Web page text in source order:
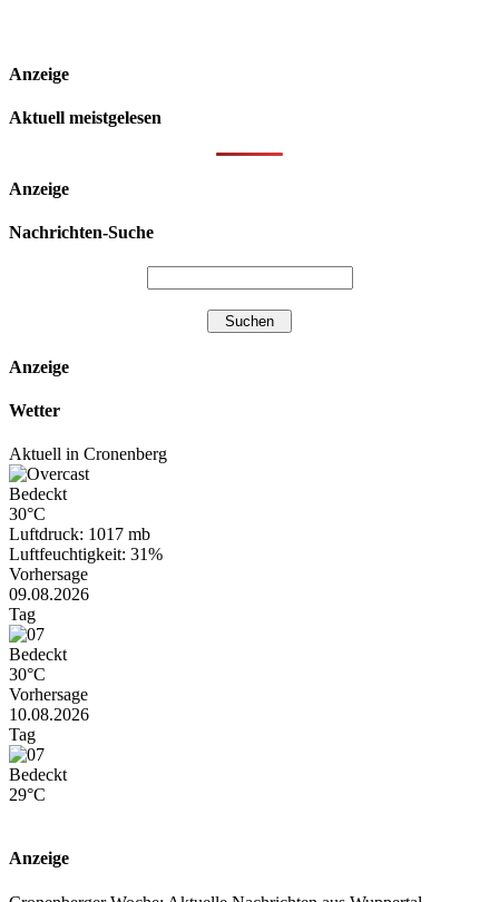
Anzeige
Aktuell meistgelesen
Anzeige
Nachrichten-Suche
Anzeige
Wetter
Aktuell in Cronenberg
Bedeckt
30°C
Luftdruck: 1017 mb
Luftfeuchtigkeit: 31%
Vorhersage
09.08.2026
Tag
Bedeckt
30°C
Vorhersage
10.08.2026
Tag
Bedeckt
29°C
Anzeige